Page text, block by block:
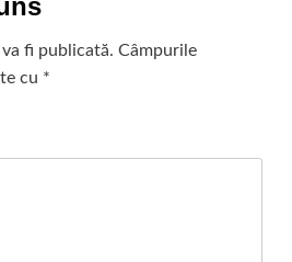
fi publicată. Câmpurile
cu *